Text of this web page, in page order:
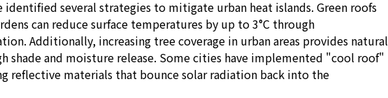
identified several strategies to mitigate urban heat islands. Green roofs
can reduce surface temperatures by up to 3°C through
Additionally, increasing tree coverage in urban areas provides natural
shade and moisture release. Some cities have implemented "cool roof"
reflective materials that bounce solar radiation back into the